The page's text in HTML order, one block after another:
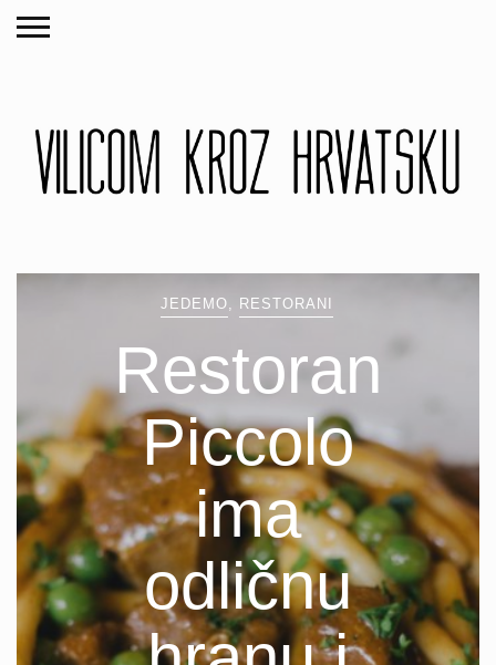
JEDEMO RESTORANI
Restoran
Piccolo
ima
odličnu